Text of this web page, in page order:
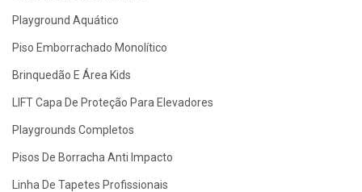
Playground Aquático
Piso Emborrachado Monolítico
Brinquedão E Área Kids
LIFT Capa De Proteção Para Elevadores
Playgrounds Completos
Pisos De Borracha Anti Impacto
Linha De Tapetes Profissionais